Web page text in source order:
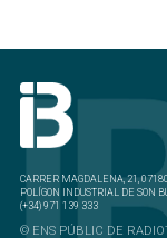
CARRER MAGDALENA, 21, 07180
POLÍGON INDUSTRIAL DE SON
(+34) 971 139 333
© ENS PÚBLIC DE